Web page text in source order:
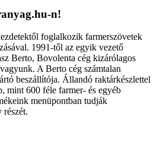
n!
foglalkozik farmerszövetek
1991-től az egyik vezető
Berto, Bovolenta cég kizárólagos
A Berto cég számtalan
beszállítója. Állandó raktárkészlettel
mint 600 féle farmer- és egyéb
menüpontban tudják
részét.
telefonon, hogy biztosan a
tartózkodjunk.